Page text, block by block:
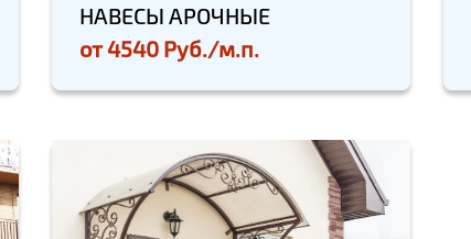
НАВЕСЫ АРОЧНЫЕ
от4540 Руб./м.п.